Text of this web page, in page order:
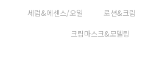
세럼&에센스/오일
로션&크림
크림마스크&모델링